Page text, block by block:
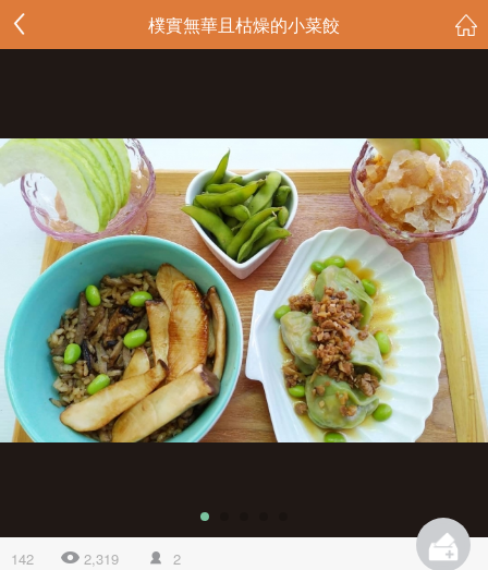
樸實無華且枯燥的小菜餃
142 2,319 2